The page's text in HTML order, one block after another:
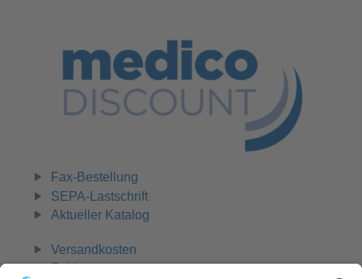
Fax-Bestellung
SEPA-Lastschrift
Aktueller Katalog
Versandkosten
Zahlungsarten